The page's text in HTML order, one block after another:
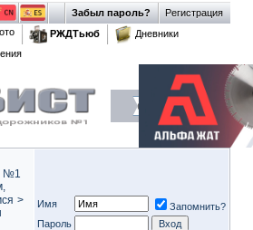
Регистрация
Забыл пароль?
РЖДТьюб
Дневники
№1
>
Имя
Запомнить?
Пароль